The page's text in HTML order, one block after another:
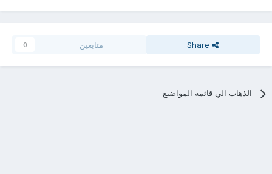
Share متابعين 0
الذهاب الي قائمه المواضيع